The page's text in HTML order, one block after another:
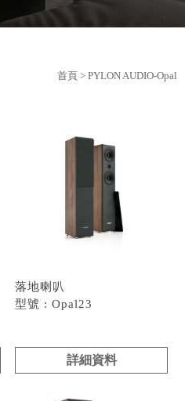
首頁 > PYLON AUDIO-Opal
落地喇叭
型號 : Opal23
詳細資料